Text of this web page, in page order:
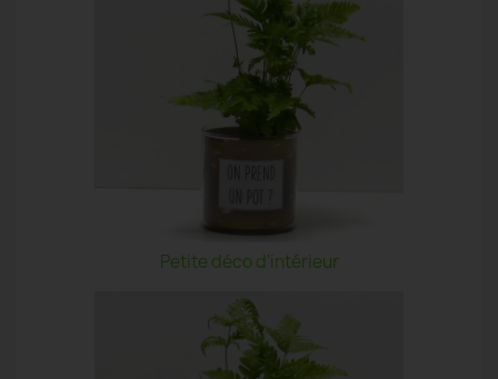
Petite déco d'intérieur